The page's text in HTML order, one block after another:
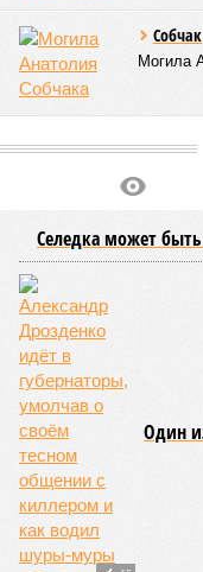
Собчак
Могила
Селедка может
Один